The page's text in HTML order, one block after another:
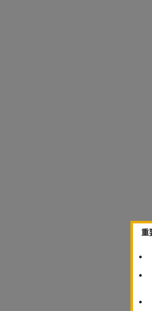
重